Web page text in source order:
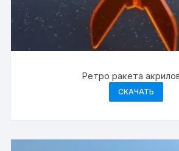
Ретро ракета
СКАЧАТЬ